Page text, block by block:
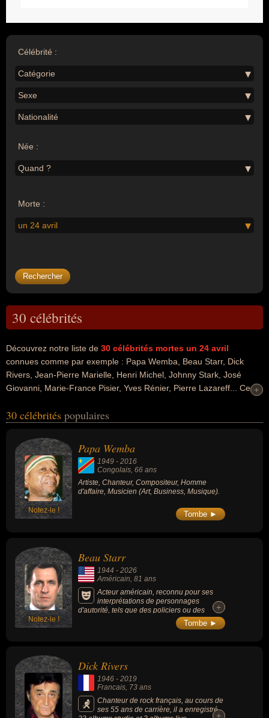
Célébrité :
Catégorie
Sexe
Nationalité
Née :
Quand ?
Morte :
un 24 avril
30 célébrités
Découvrez notre liste de 30 célébrités mortes un 24 avril
connues comme par exemple : Papa Wemba, Beau Starr, Dick
Rivers, Jean-Pierre Marielle, Henri Michel, Johnny Stark, José
Giovanni, Marie-France Pisier, Yves Rénier, Pierre Lazareff... Ces
l'art, du business, de la musique, du cinéma, du rock, du théâtre,
télévision, du doublage ou du journalisme. Ces célébrités peuvent
également avoir été artiste, chanteur, compositeur, homme
d'affaire, musicien, acteur, chanteur de rock, compositeur de rock,
entraineur, entraineur de football, footballeur, sportif, imprésario,
cinéaste, dialoguiste, écrivain, scénariste, metteur en scène,
animateur, animateur de télévision, doubleur ou journaliste. En ce
qui concerne leurs nationalités au moment de leurs morts, ils
exemple.
+
+
30 célébrités populaires
Notez-le !
Papa Wemba
1949 - 2016
Congolais, 66 ans
Artiste, Chanteur, Compositeur, Homme
d'affaire, Musicien (Art, Business, Musique).
Tombe ►
Notez-le !
Beau Starr
1944 - 2026
Américain , 81 ans
Acteur américain, reconnu pour ses
interprétations de personnages
d'autorité, tels que des policiers ou des
agents fédéraux, son rôle le plus
emblématique reste celui du shérif Ben
Scorsese "Les Affranchis" (1990) ou des
seconds rôles dans des succès comme
"Speed" (1994).
+
+
Tombe ►
Dick Rivers
1946 - 2019
Francais, 73 ans
Chanteur de rock français, au cours de
ses 55 ans de carrière, il a enregistré
+
+